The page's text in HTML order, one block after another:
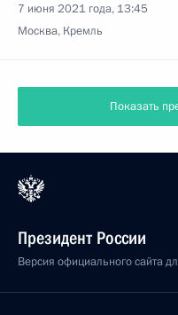
7 июня 2021 года, 13:45
Москва, Кремль
Показать
Президент России
Версия официального сайта